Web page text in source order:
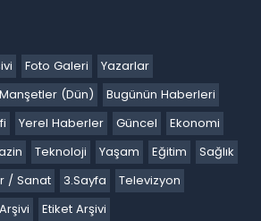
Foto Galeri
Yazarlar
Manşetler (Dün)
Bugünün Haberleri
Yerel Haberler Güncel
Ekonomi
Teknoloji Yaşam Eğitim
Sağlık
/ Sanat 3.Sayfa
Televizyon
Etiket Arşivi